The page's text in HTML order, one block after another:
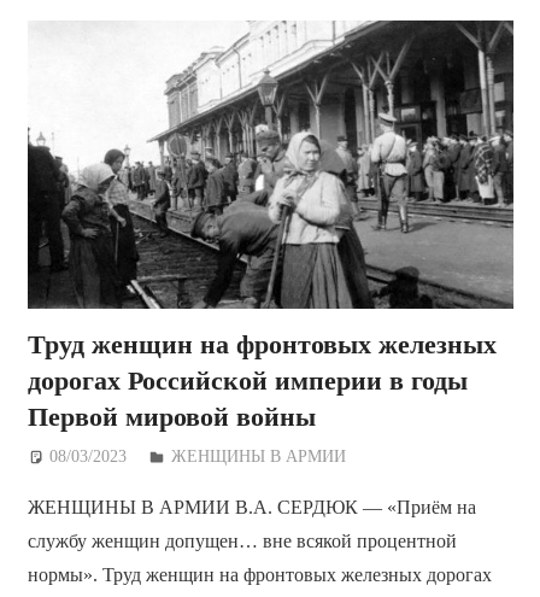
Труд женщин на фронтовых железных
дорогах Российской империи в годы
Первой мировой войны
08/03/2023 Дежурный по Редакции
ЖЕНЩИНЫ В АРМИИ
ЖЕНЩИНЫ В АРМИИ В.А. СЕРДЮК — «Приём на
службу женщин допущен… вне всякой процентной
нормы». Труд женщин на фронтовых железных дорогах